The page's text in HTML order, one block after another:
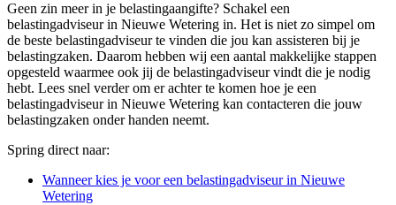
Geen zin meer in je belastingaangifte? Schakel een
belastingadviseur in Nieuwe Wetering in. Het is niet zo simpel om
de beste belastingadviseur te vinden die jou kan assisteren bij je
belastingzaken. Daarom hebben wij een aantal makkelijke stappen
opgesteld waarmee ook jij de belastingadviseur vindt die je nodig
hebt. Lees snel verder om er achter te komen hoe je een
belastingadviseur in Nieuwe Wetering kan contacteren die jouw
belastingzaken onder handen neemt.
Spring direct naar:
Wanneer kies je voor een belastingadviseur in Nieuwe
Wetering